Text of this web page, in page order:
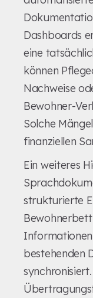
Dashboards
eine
können
Nachweise
Bewohner-
Solche
finanziellen
Ein weiteres
strukturierte
bestehenden